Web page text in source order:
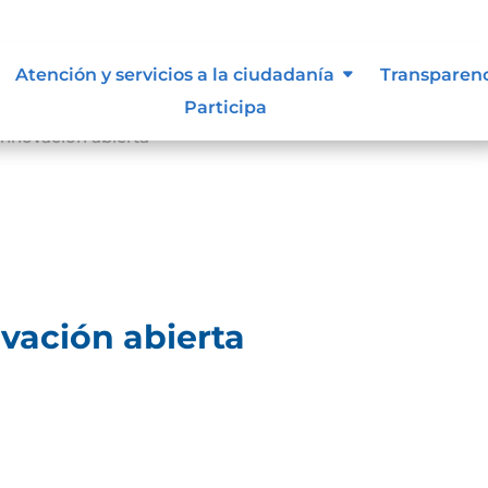
Atención y servicios a la ciudadanía
Participa
abierta
abierta